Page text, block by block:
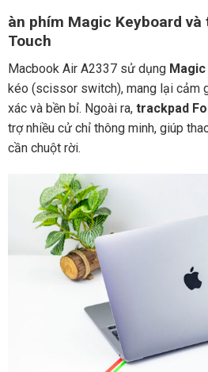
àn phím Magic Keyboard
Touch
Macbook Air A2337 sử dụng
kéo (scissor switch), mang lại cảm
xác và bền bỉ. Ngoài ra, trackpad
trợ nhiều cử chỉ thông minh, giúp
cần chuột rời.